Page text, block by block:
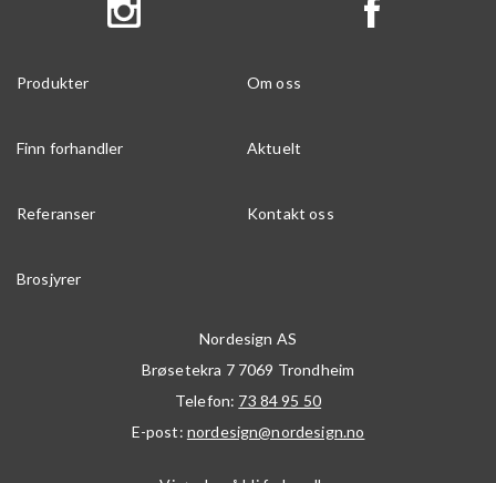
Produkter Om oss
Finn forhandler Aktuelt
Referanser Kontakt oss
Brosjyrer
Nordesign AS
Brøsetekra 7 7069 Trondheim
Telefon: 73 84 95 50
E-post: nordesign@nordesign.no